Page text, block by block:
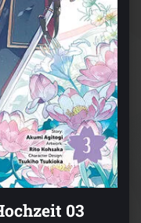
03